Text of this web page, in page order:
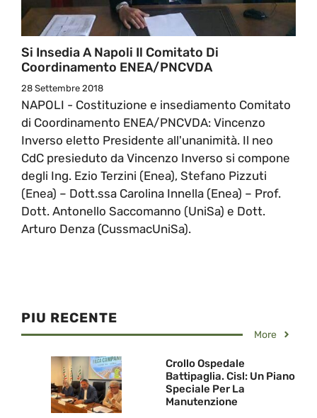
Si Insedia A Napoli Il Comitato Di
Coordinamento ENEA/PNCVDA
28 Settembre 2018
NAPOLI - Costituzione e insediamento Comitato
di Coordinamento ENEA/PNCVDA: Vincenzo
Inverso eletto Presidente all'unanimità. Il neo
CdC presieduto da Vincenzo Inverso si compone
degli Ing. Ezio Terzini (Enea), Stefano Pizzuti
(Enea) – Dott.ssa Carolina Innella (Enea) – Prof.
Dott. Antonello Saccomanno (UniSa) e Dott.
Arturo Denza (CussmacUniSa).
PIU RECENTE
More
Crollo Ospedale
Battipaglia. Cisl: Un Piano
Speciale Per La
Manutenzione